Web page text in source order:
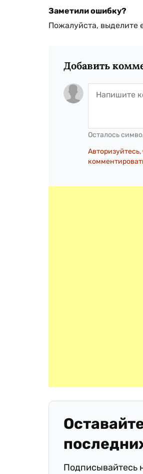
Заметили ошибку?
Пожалуйста,
Добавить
Осталось
Подписывайтесь